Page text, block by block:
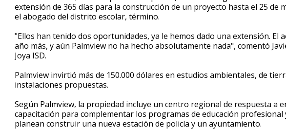
extensión de 365 días para la construcción de un proyecto hasta el 25 de
el abogado del distrito escolar, término.
"Ellos han tenido dos oportunidades, ya le hemos dado una extensión.
año más, y aún Palmview no ha hecho absolutamente nada", comentó
Joya ISD.
Palmview invirtió más de 150.000 dólares en estudios ambientales, de
instalaciones propuestas.
Según Palmview, la propiedad incluye un centro regional de respuesta a
capacitación para complementar los programas de educación profesional
planean construir una nueva estación de policía y un ayuntamiento.